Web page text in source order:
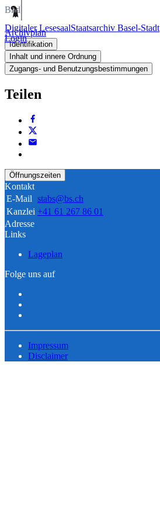
Digitaler LesesaalStaatsarchiv Basel-Stadt
Login
Bild
Archivplan
Identifikation
Inhalt und innere Ordnung
Zugangs- und Benutzungsbestimmungen
Teilen
Öffnungszeiten
Kontakt
E-Mail stabs@bs.ch
Kanzlei +41 61 267 86 01
Adresse
Links
Lageplan
Folge uns auf
Impressum
Disclaimer